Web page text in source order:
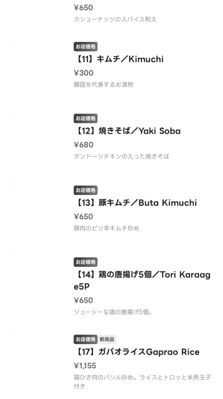
¥650
カシューナッツのスパイス和え
【11】キムチ／Kimuchi
お店価格
¥300
韓国を代表するお漬物
【12】焼きそば／Yaki Soba
お店価格
¥680
タンドーリチキンの入った焼きそば
【13】豚キムチ／Buta Kimuchi
お店価格
¥650
豚肉のピリ辛キムチ炒め
【14】鶏の唐揚げ5個／Tori Karaag
e5P
お店価格
¥650
ジューシーな鶏の唐揚げ5個。
【17】ガパオライスGaprao Rice
お店価格 新商品
¥1,155
鶏ひき肉のバシル炒め。ライスとトロッと半熟玉子
付き